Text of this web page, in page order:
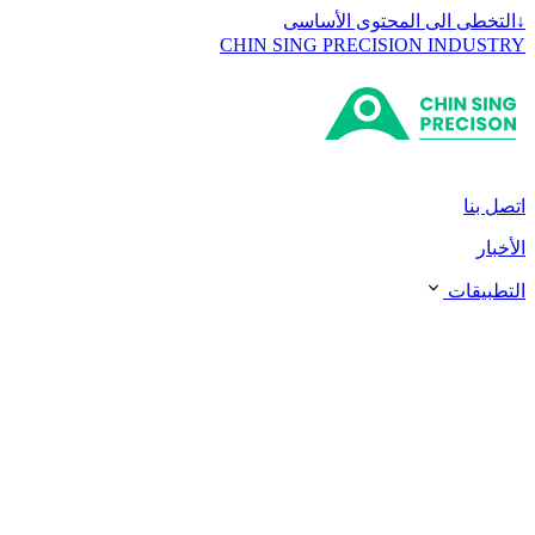
↓ التخطى الى المحتوى الأساسى
CHIN SING PRECISION INDUSTRY
اتصل بنا
الأخبار
التطبيقات